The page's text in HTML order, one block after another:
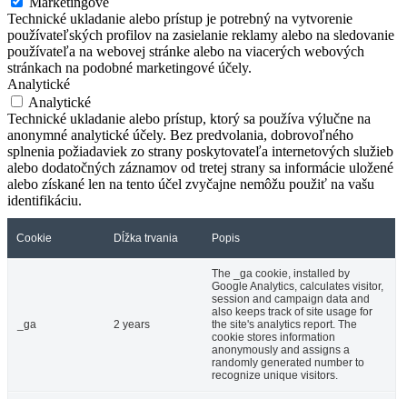
Technické ukladanie alebo prístup je potrebný na vytvorenie
používateľských profilov na zasielanie reklamy alebo na sledovanie
používateľa na webovej stránke alebo na viacerých webových
stránkach na podobné marketingové účely.
Analytické
Analytické
Technické ukladanie alebo prístup, ktorý sa používa výlučne na
anonymné analytické účely. Bez predvolania, dobrovoľného
splnenia požiadaviek zo strany poskytovateľa internetových služieb
alebo dodatočných záznamov od tretej strany sa informácie uložené
alebo získané len na tento účel zvyčajne nemôžu použiť na vašu
identifikáciu.
Cookie Dĺžka trvania Popis
_ga 2 years
The _ga cookie, installed by
Google Analytics, calculates visitor,
session and campaign data and
also keeps track of site usage for
the site's analytics report. The
cookie stores information
anonymously and assigns a
randomly generated number to
recognize unique visitors.